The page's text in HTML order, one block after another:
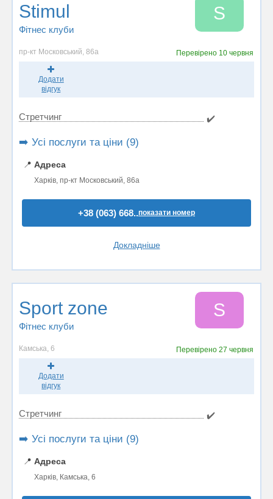
Stimul
Фітнес клуби
S
пр-кт Московський, 86а Перевірено 10 червня
Додати
відгук
Стретчинг ✔️
➡️ Усі послуги та ціни (9)
📍 Адреса
Харків, пр-кт Московський, 86а
+38 (063) 668..показати номер
Докладніше
Sport zone
Фітнес клуби
S
Камська, 6 Перевірено27 червня
Додати
відгук
Стретчинг ✔️
➡️ Усі послуги та ціни (9)
📍 Адреса
Харків, Камська, 6